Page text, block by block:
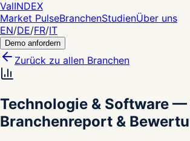
ValINDEX
Market PulseBranchenStudienÜber uns
EN/DE/FR/IT
Demo anfordern
Zurück zu allen Branchen
Technologie & Software —
Branchenreport &